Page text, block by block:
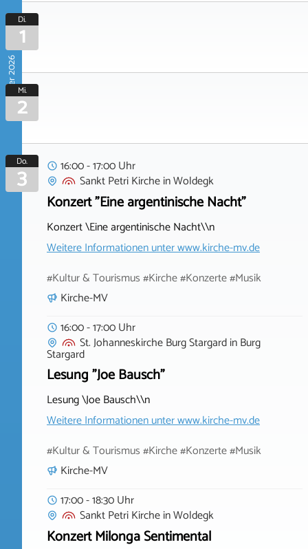
September 2026
Di.
1
Mi.
2
Do.
3
16:00 - 17:00 Uhr
Sankt Petri KircheinWoldegk
Konzert "Eine argentinische Nacht"
Konzert \Eine argentinische Nacht\\n
Weitere Informationen unterwww.kirche-mv.de
#Kultur & Tourismus #Kirche #Konzerte #Musik
Kirche-MV
16:00 - 17:00 Uhr
St. Johanneskirche Burg StargardinBurg
Stargard
Lesung "Joe Bausch"
Lesung \Joe Bausch\\n
Weitere Informationen unterwww.kirche-mv.de
#Kultur & Tourismus #Kirche #Konzerte #Musik
Kirche-MV
17:00 - 18:30 Uhr
Sankt Petri KircheinWoldegk
Konzert Milonga Sentimental